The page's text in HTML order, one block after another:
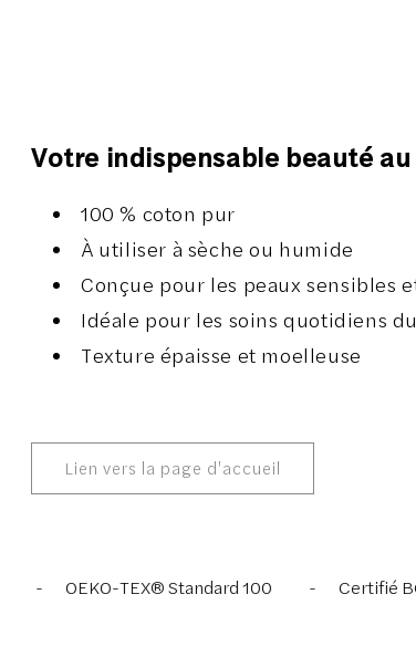
Votre indispensable beauté
100 % coton pur
À utiliser à sèche ou humide
Conçue pour les peaux sensibles
Idéale pour les soins quotidiens
Texture épaisse et moelleuse
Lien vers la page d'accueil
Standard 100 Certifié BCI 100 %